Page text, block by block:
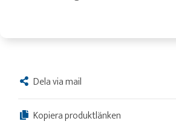
Dela via mail
Kopiera produktlänken